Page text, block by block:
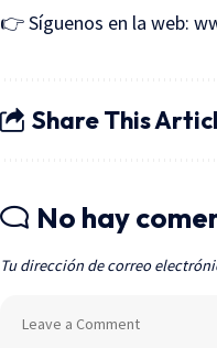
👉 Síguenos en la web:
Share This
No hay
Tu dirección de correo